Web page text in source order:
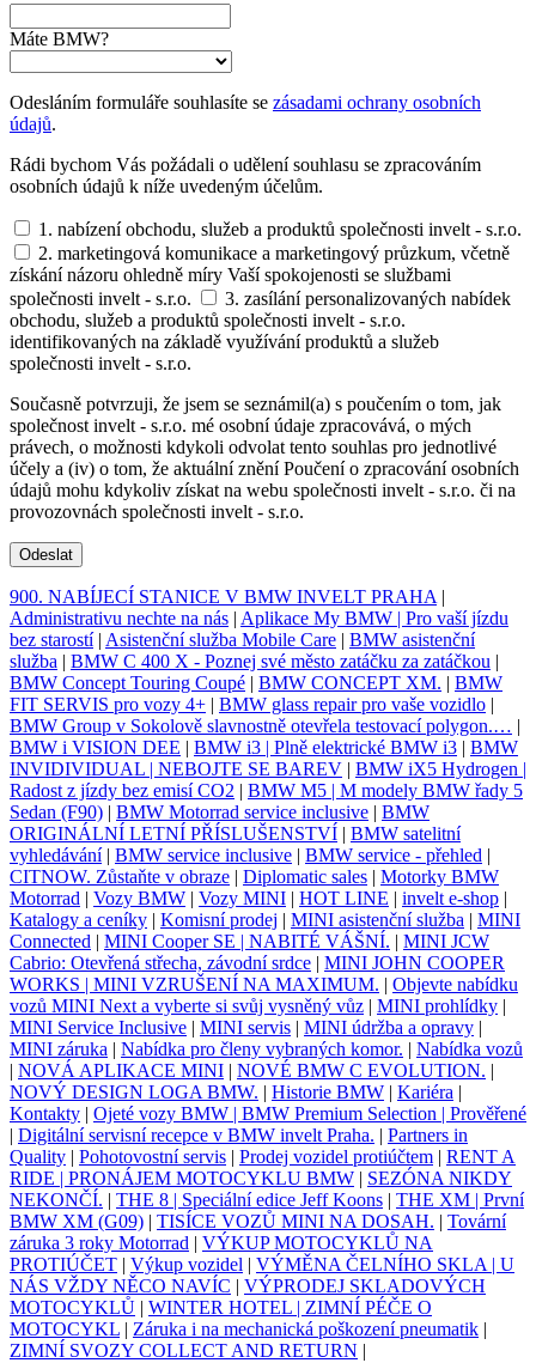
Máte BMW?
Odesláním formuláře souhlasíte se zásadami ochrany osobních
údajů.
Rádi bychom Vás požádali o udělení souhlasu se zpracováním
osobních údajů k níže uvedeným účelům.
1. nabízení obchodu, služeb a produktů společnosti invelt - s.r.o.
2. marketingová komunikace a marketingový průzkum, včetně
získání názoru ohledně míry Vaší spokojenosti se službami
společnosti invelt - s.r.o.
3. zasílání personalizovaných nabídek
obchodu, služeb a produktů společnosti invelt - s.r.o.
identifikovaných na základě využívání produktů a služeb
společnosti invelt - s.r.o.
Současně potvrzuji, že jsem se seznámil(a) s poučením o tom, jak
společnost invelt - s.r.o. mé osobní údaje zpracovává, o mých
právech, o možnosti kdykoli odvolat tento souhlas pro jednotlivé
účely a (iv) o tom, že aktuální znění Poučení o zpracování osobních
údajů mohu kdykoliv získat na webu společnosti invelt - s.r.o. či na
provozovnách společnosti invelt - s.r.o.
Odeslat
900. NABÍJECÍ STANICE V BMW INVELT PRAHA |
Administrativu nechte na nás | Aplikace My BMW | Pro vaší jízdu
bez starostí| Asistenční služba Mobile Care | BMW asistenční
služba | BMW C 400 X - Poznej své město zatáčku za zatáčkou |
BMW Concept Touring Coupé | BMW CONCEPT XM. | BMW
FIT SERVIS pro vozy 4+ | BMW glass repair pro vaše vozidlo |
BMW Group v Sokolově slavnostně otevřela testovací polygon.… |
BMW i VISION DEE | BMW i3 | Plně elektrické BMW i3 | BMW
INVIDIVIDUAL | NEBOJTE SE BAREV | BMW iX5 Hydrogen |
Radost z jízdy bez emisí CO2 | BMW M5 | M modely BMW řady 5
Sedan (F90) | BMW Motorrad service inclusive | BMW
ORIGINÁLNÍ LETNÍ PŘÍSLUŠENSTVÍ | BMW satelitní
vyhledávání| BMW service inclusive | BMW service - přehled |
CITNOW. Zůstaňte v obraze | Diplomatic sales | Motorky BMW
Motorrad | Vozy BMW | Vozy MINI | HOT LINE | invelt e-shop |
Katalogy a ceníky | Komisní prodej | MINI asistenční služba | MINI
Connected | MINI Cooper SE | NABITÉ VÁŠNÍ. | MINI JCW
Cabrio: Otevřená střecha, závodní srdce | MINI JOHN COOPER
WORKS | MINI VZRUŠENÍ NA MAXIMUM. | Objevte nabídku
vozů MINI Next a vyberte si svůj vysněný vůz | MINI prohlídky |
MINI Service Inclusive | MINI servis | MINI údržba a opravy |
MINI záruka | Nabídka pro členy vybraných komor. | Nabídka vozů
| NOVÁ APLIKACE MINI | NOVÉ BMW C EVOLUTION. |
NOVÝ DESIGN LOGA BMW. | Historie BMW | Kariéra |
Kontakty | Ojeté vozy BMW | BMW Premium Selection | Prověřené
| Digitální servisní recepce v BMW invelt Praha. | Partners in
Quality | Pohotovostní servis | Prodej vozidel protiúčtem | RENT A
RIDE | PRONÁJEM MOTOCYKLU BMW | SEZÓNA NIKDY
NEKONČÍ. | THE 8 | Speciální edice Jeff Koons | THE XM | První
BMW XM (G09) | TISÍCE VOZŮ MINI NA DOSAH. | Tovární
záruka 3 roky Motorrad | VÝKUP MOTOCYKLŮ NA
PROTIÚČET | Výkup vozidel | VÝMĚNA ČELNÍHO SKLA | U
NÁS VŽDY NĚCO NAVÍC | VÝPRODEJ SKLADOVÝCH
MOTOCYKLŮ | WINTER HOTEL | ZIMNÍ PÉČE O
MOTOCYKL | Záruka i na mechanická poškození pneumatik |
ZIMNÍ SVOZY COLLECT AND RETURN |